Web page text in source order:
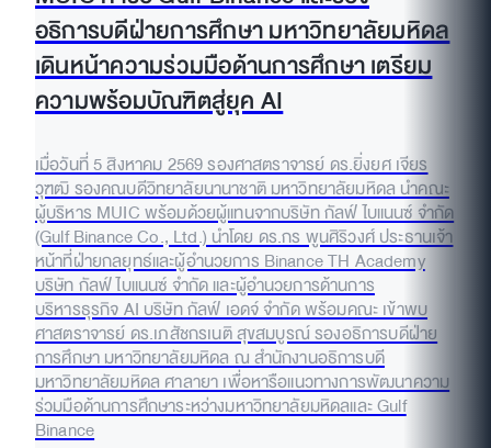
อธิการบดีฝ่ายการศึกษา มหาวิทยาลัยมหิดล
เดินหน้าความร่วมมือด้านการศึกษา เตรียม
ความพร้อมบัณฑิตสู่ยุค AI
เมื่อวันที่ 5 สิงหาคม 2569 รองศาสตราจารย์ ดร.ยิ่งยศ เจียร
วุฑฒิ รองคณบดีวิทยาลัยนานาชาติ มหาวิทยาลัยมหิดล นำคณะ
ผู้บริหาร MUIC พร้อมด้วยผู้แทนจากบริษัท กัลฟ์ ไบแนนซ์ จำกัด
(Gulf Binance Co., Ltd.) นำโดย ดร.กร พูนศิริวงศ์ ประธานเจ้า
หน้าที่ฝ่ายกลยุทธ์และผู้อำนวยการ Binance TH Academy
บริษัท กัลฟ์ ไบแนนซ์ จำกัด และผู้อำนวยการด้านการ
บริหารธุรกิจ AI บริษัท กัลฟ์ เอดจ์ จำกัด พร้อมคณะ เข้าพบ
ศาสตราจารย์ ดร.เภสัชกรเนติ สุขสมบูรณ์ รองอธิการบดีฝ่าย
การศึกษา มหาวิทยาลัยมหิดล ณ สำนักงานอธิการบดี
มหาวิทยาลัยมหิดล ศาลายา เพื่อหารือแนวทางการพัฒนาความ
ร่วมมือด้านการศึกษาระหว่างมหาวิทยาลัยมหิดลและ Gulf
Binance